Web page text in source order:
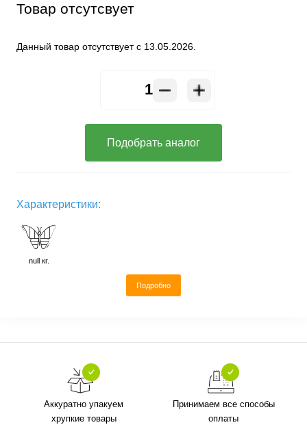
Товар отсутсвует
Данный товар отсутствует с 13.05.2026.
Подобрать аналог
Характеристики:
null кг.
Подробно
Аккуратно упакуем
хрупкие товары
Принимаем все способы
оплаты